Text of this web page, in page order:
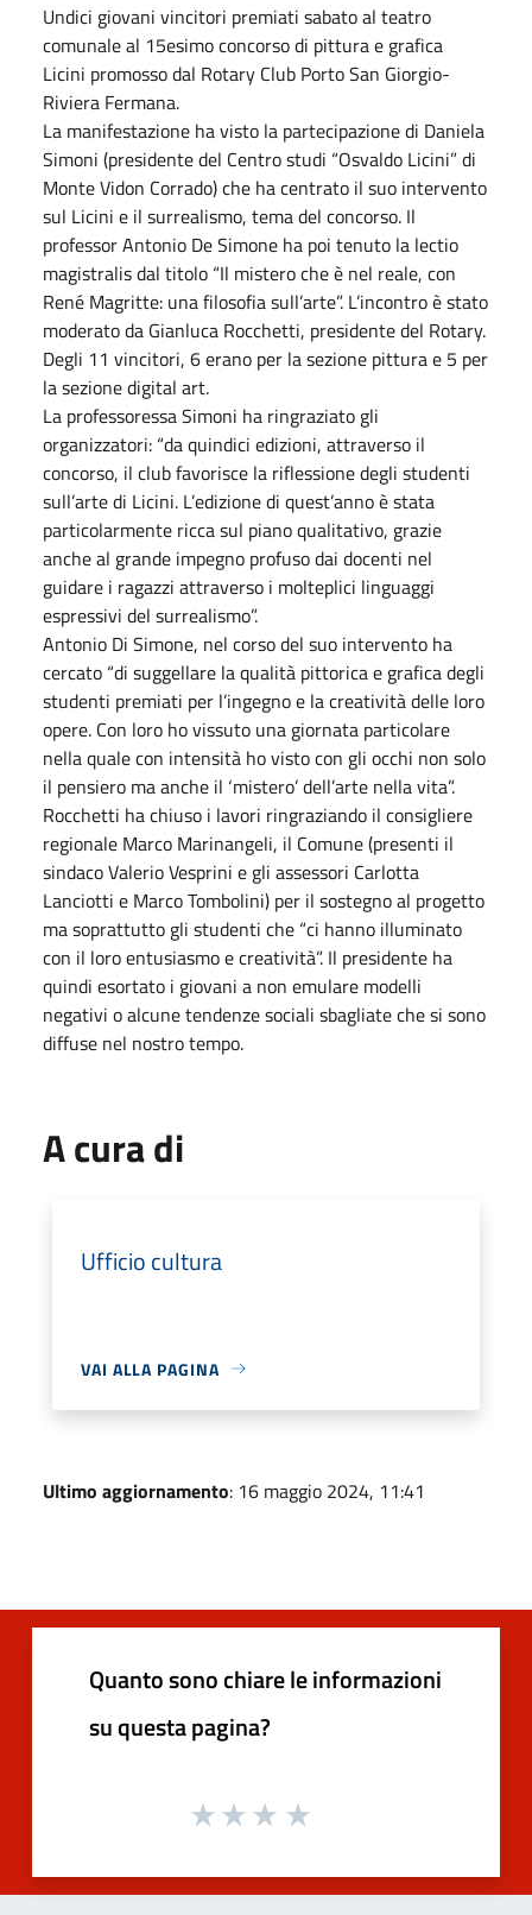
Undici giovani vincitori premiati sabato al teatro
comunale al 15esimo concorso di pittura e grafica
Licini promosso dal Rotary Club Porto San Giorgio-
Riviera Fermana.
La manifestazione ha visto la partecipazione di Daniela
Simoni (presidente del Centro studi “Osvaldo Licini” di
Monte Vidon Corrado) che ha centrato il suo intervento
sul Licini e il surrealismo, tema del concorso. Il
professor Antonio De Simone ha poi tenuto la lectio
magistralis dal titolo “Il mistero che è nel reale, con
René Magritte: una filosofia sull’arte”. L’incontro è stato
moderato da Gianluca Rocchetti, presidente del Rotary.
Degli 11 vincitori, 6 erano per la sezione pittura e 5 per
la sezione digital art.
La professoressa Simoni ha ringraziato gli
organizzatori: “da quindici edizioni, attraverso il
concorso, il club favorisce la riflessione degli studenti
sull’arte di Licini. L’edizione di quest’anno è stata
particolarmente ricca sul piano qualitativo, grazie
anche al grande impegno profuso dai docenti nel
guidare i ragazzi attraverso i molteplici linguaggi
espressivi del surrealismo”.
Antonio Di Simone, nel corso del suo intervento ha
cercato “di suggellare la qualità pittorica e grafica degli
studenti premiati per l’ingegno e la creatività delle loro
opere. Con loro ho vissuto una giornata particolare
nella quale con intensità ho visto con gli occhi non solo
il pensiero ma anche il ‘mistero’ dell’arte nella vita”.
Rocchetti ha chiuso i lavori ringraziando il consigliere
regionale Marco Marinangeli, il Comune (presenti il
sindaco Valerio Vesprini e gli assessori Carlotta
Lanciotti e Marco Tombolini) per il sostegno al progetto
ma soprattutto gli studenti che “ci hanno illuminato
con il loro entusiasmo e creatività”. Il presidente ha
quindi esortato i giovani a non emulare modelli
negativi o alcune tendenze sociali sbagliate che si sono
diffuse nel nostro tempo.
A cura di
Ufficio cultura
VAI ALLA PAGINA
Ultimo aggiornamento: 16 maggio 2024, 11:41
Quanto sono chiare le informazioni
su questa pagina?